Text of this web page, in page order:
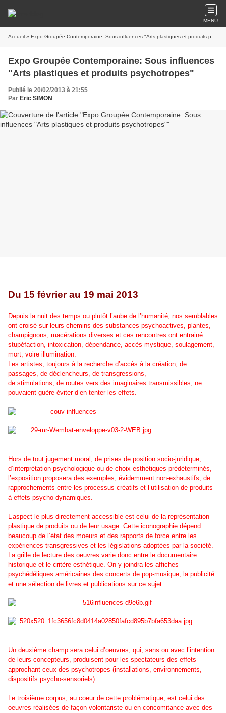
MENU
Accueil » Expo Groupée Contemporaine: Sous influences "Arts plastiques et produits psychotropes"
Expo Groupée Contemporaine: Sous influences
"Arts plastiques et produits psychotropes"
Publié le 20/02/2013 à 21:55
Par Eric SIMON
Du 15 février au 19 mai 2013
Depuis la nuit des temps ou plutôt l’aube de l’humanité, nos semblables
ont croisé sur leurs chemins des substances psychoactives, plantes,
champignons, macérations diverses et ces rencontres ont entrainé
stupéfaction, intoxication, dépendance, accès mystique, soulagement,
mort, voire illumination.
Les artistes, toujours à la recherche d’accès à la création, de
passages, de déclencheurs, de transgressions,
de stimulations, de routes vers des imaginaires transmissibles, ne
pouvaient guère éviter d’en tenter les effets.
Hors de tout jugement moral, de prises de position socio-juridique,
d’interprétation psychologique ou de choix esthétiques prédéterminés,
l’exposition proposera des exemples, évidemment non-exhaustifs, de
rapprochements entre les processus créatifs et l’utilisation de produits
à effets psycho-dynamiques.
L’aspect le plus directement accessible est celui de la représentation
plastique de produits ou de leur usage. Cette iconographie dépend
beaucoup de l’état des moeurs et des rapports de force entre les
expériences transgressives et les législations adoptées par la société.
La grille de lecture des oeuvres varie donc entre le documentaire
historique et le critère esthétique. On y joindra les affiches
psychédéliques américaines des concerts de pop-musique, la publicité
et une sélection de livres et publications sur ce sujet.
Un deuxième champ sera celui d’oeuvres, qui, sans ou avec l’intention
de leurs concepteurs, produisent pour les spectateurs des effets
approchant ceux des psychotropes (installations, environnements,
dispositifs psycho-sensoriels).
Le troisième corpus, au coeur de cette problématique, est celui des
oeuvres réalisées de façon volontariste ou en concomitance avec des